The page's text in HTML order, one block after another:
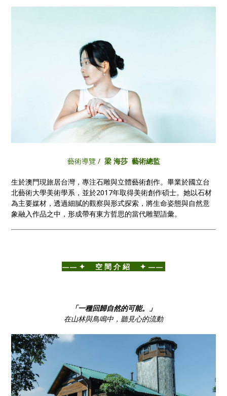
藝術導覽 /梁 海莎 藝術總監
生於澳門現旅居台灣，專注石雕與立體藝術創作。畢業於國立台
北藝術大學美術學系，並於2017年取得美術創作碩士。她以石材
為主要媒材，透過細膩的觀察與形式探索，將生命姿態與自然意
象融入作品之中，形成帶有東方哲思的當代雕塑語彙。
——⁣ ✦ 空 間 介 紹 ✦ ——⁣
「一種回歸自然的可能。」
在山林與鳥鳴中，聽見心的流動